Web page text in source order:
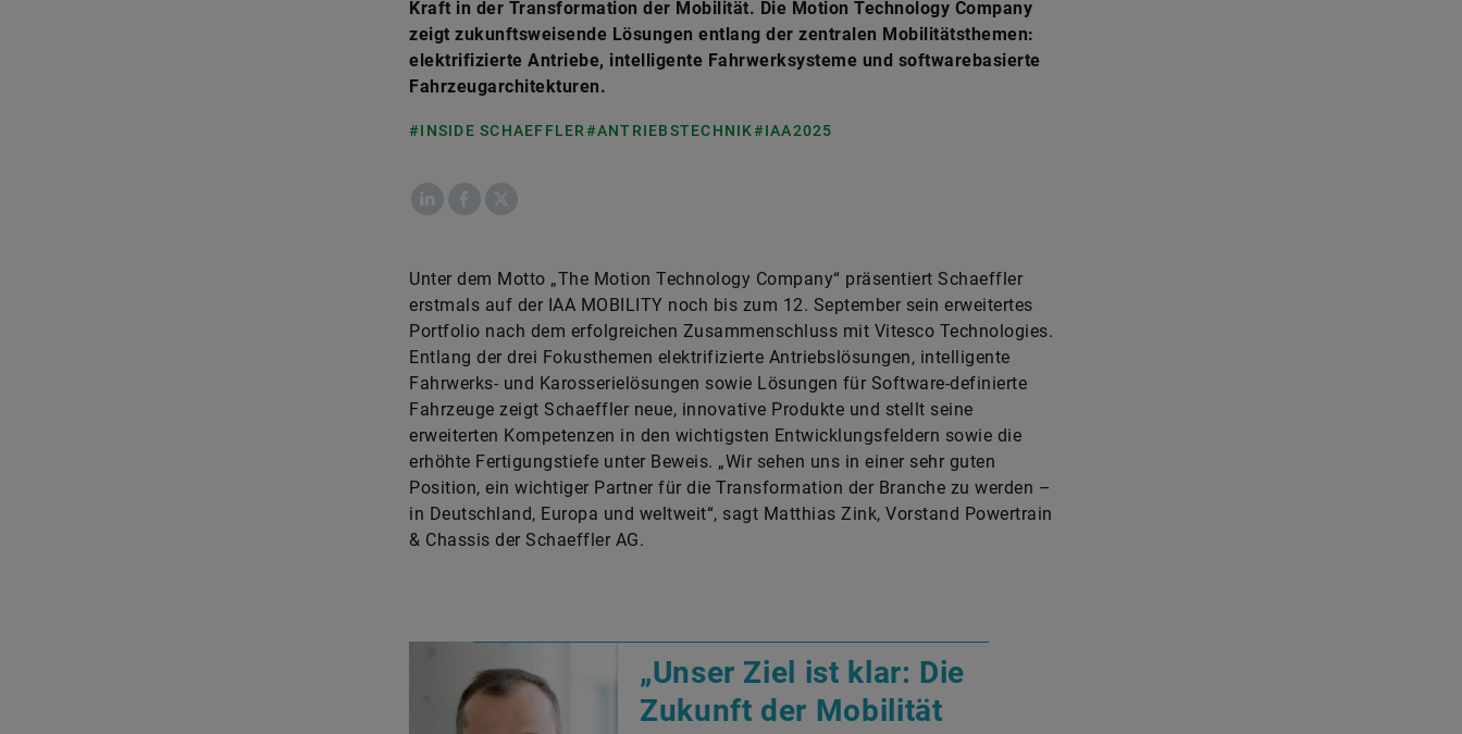
Kraft in der Transformation der Mobilität. Die Motion Technology Company
zeigt zukunftsweisende Lösungen entlang der zentralen Mobilitätsthemen:
elektrifizierte Antriebe, intelligente Fahrwerksysteme und softwarebasierte
Fahrzeugarchitekturen.
#INSIDE SCHAEFFLER#ANTRIEBSTECHNIK#IAA2025
LinkedInFacebook
X
Unter dem Motto „The Motion Technology Company“ präsentiert Schaeffler
erstmals auf der IAA MOBILITY noch bis zum 12. September sein erweitertes
Portfolio nach dem erfolgreichen Zusammenschluss mit Vitesco Technologies.
Entlang der drei Fokusthemen elektrifizierte Antriebslösungen, intelligente
Fahrwerks- und Karosserielösungen sowie Lösungen für Software-definierte
Fahrzeuge zeigt Schaeffler neue, innovative Produkte und stellt seine
erweiterten Kompetenzen in den wichtigsten Entwicklungsfeldern sowie die
erhöhte Fertigungstiefe unter Beweis. „Wir sehen uns in einer sehr guten
Position, ein wichtiger Partner für die Transformation der Branche zu werden –
in Deutschland, Europa und weltweit“, sagt Matthias Zink, Vorstand Powertrain
& Chassis der Schaeffler AG.
„Unser Ziel ist klar: Die
Zukunft der Mobilität